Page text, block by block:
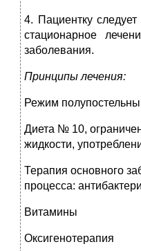
4. Пациентку следует
стационарное
заболевания.
Принципы лечения:
Режим
Диета № 10,
жидкости,
Терапия основного
процесса:
Витамины
Оксигенотерапия